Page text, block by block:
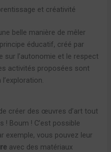
et créativité
belle manière de mêler
éducatif, créé par
sur l’autonomie et le respect
activités proposées sont
créer des œuvres d’art tout
! Boum ! C’est possible
exemple, vous pouvez leur
avec des matériaux